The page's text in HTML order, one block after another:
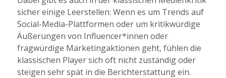
sicher einige Leerstellen: Wenn es um Trends auf
Social-Media-Plattformen oder um kritikwürdige
Äußerungen von Influencer*innen oder
fragwürdige Marketingaktionen geht, fühlen die
klassischen Player sich oft nicht zuständig oder
steigen sehr spät in die Berichterstattung ein.